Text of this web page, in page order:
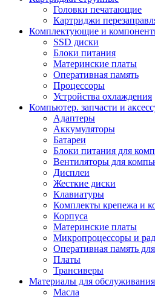
Головки печатающие
Картриджи
Комплектующие и
SSD диски
Блоки питания
Материнские платы
Оперативная память
Процессоры
Устройства охлаждения
Компьютер. запчасти и
Адаптеры
Аккумуляторы
Батареи
Блоки питания для
Вентиляторы для
Дисплеи
Жесткие диски
Клавиатуры
Комплекты крепежа и
Корпуса
Материнские платы
Микропроцессоры и
Оперативная память
Платы
Трансиверы
Материалы для обслуживания
Масла